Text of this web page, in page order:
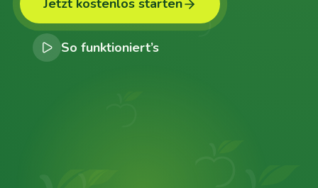
Jetzt kostenlos starten
So funktioniert’s